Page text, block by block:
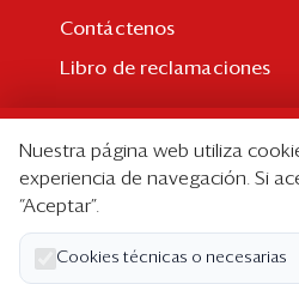
Contáctenos
Libro de reclamaciones
Suscripción individual
Paquetes corporativos
Edición Impresa
Nuestra página web utiliza
experiencia de navegación. Si
“Aceptar”.
Cookies técnicas o necesarias